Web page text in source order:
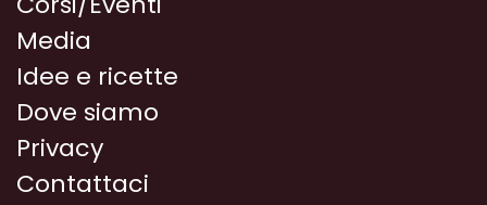
Media
Idee e ricette
Dove siamo
Privacy
Contattaci